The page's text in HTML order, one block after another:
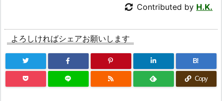
Contributed by H.K.
よろしければシェアお願いします
B!
Copy